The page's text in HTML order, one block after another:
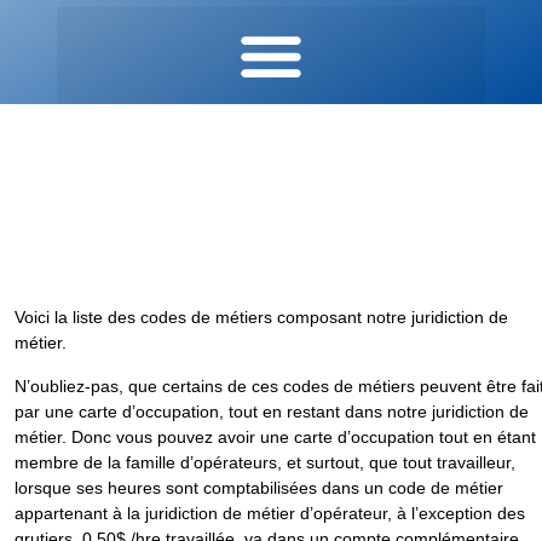
Voici la liste des codes de métiers composant notre juridiction de
métier.
N’oubliez-pas, que certains de ces codes de métiers peuvent être
par une carte d’occupation, tout en restant dans notre juridiction de
métier. Donc vous pouvez avoir une carte d’occupation tout en étant
membre de la famille d’opérateurs, et surtout, que tout travailleur,
lorsque ses heures sont comptabilisées dans un code de métier
appartenant à la juridiction de métier d’opérateur, à l’exception des